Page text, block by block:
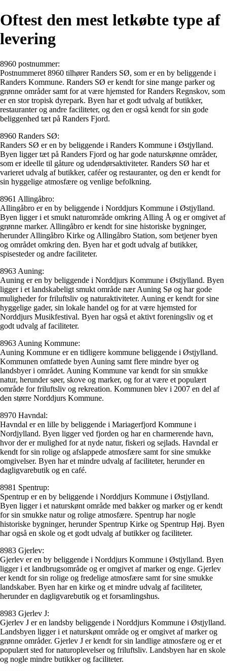
Oftest den mest letkøbte type af
levering
8960 postnummer:
Postnummeret 8960 tilhører Randers SØ, som er en by beliggende i
Randers Kommune. Randers SØ er kendt for sine mange parker og
grønne områder samt for at være hjemsted for Randers Regnskov, som
er en stor tropisk dyrepark. Byen har et godt udvalg af butikker,
restauranter og andre faciliteter, og den er også kendt for sin gode
beliggenhed tæt på Randers Fjord.
8960 Randers SØ:
Randers SØ er en by beliggende i Randers Kommune i Østjylland.
Byen ligger tæt på Randers Fjord og har gode naturskønne områder,
som er ideelle til gåture og udendørsaktiviteter. Randers SØ har et
varieret udvalg af butikker, caféer og restauranter, og den er kendt for
sin hyggelige atmosfære og venlige befolkning.
8961 Allingåbro:
Allingåbro er en by beliggende i Norddjurs Kommune i Østjylland.
Byen ligger i et smukt naturområde omkring Alling Å og er omgivet af
grønne marker. Allingåbro er kendt for sine historiske bygninger,
herunder Allingåbro Kirke og Allingåbro Station, som betjener byen
og området omkring den. Byen har et godt udvalg af butikker,
spisesteder og andre faciliteter.
8963 Auning:
Auning er en by beliggende i Norddjurs Kommune i Østjylland. Byen
ligger i et landskabeligt smukt område nær Auning Sø og har gode
muligheder for friluftsliv og naturaktiviteter. Auning er kendt for sine
hyggelige gader, sin lokale handel og for at være hjemsted for
Norddjurs Musikfestival. Byen har også et aktivt foreningsliv og et
godt udvalg af faciliteter.
8963 Auning Kommune:
Auning Kommune er en tidligere kommune beliggende i Østjylland.
Kommunen omfattede byen Auning samt flere mindre byer og
landsbyer i området. Auning Kommune var kendt for sin smukke
natur, herunder søer, skove og marker, og for at være et populært
område for friluftsliv og rekreation. Kommunen blev i 2007 en del af
den større Norddjurs Kommune.
8970 Havndal:
Havndal er en lille by beliggende i Mariagerfjord Kommune i
Nordjylland. Byen ligger ved fjorden og har en charmerende havn,
hvor der er mulighed for at nyde natur, fiskeri og sejlads. Havndal er
kendt for sin rolige og afslappede atmosfære samt for sine smukke
omgivelser. Byen har et mindre udvalg af faciliteter, herunder en
dagligvarebutik og en café.
8981 Spentrup:
Spentrup er en by beliggende i Norddjurs Kommune i Østjylland.
Byen ligger i et naturskønt område med bakker og marker og er kendt
for sin smukke natur og rolige atmosfære. Spentrup har nogle
historiske bygninger, herunder Spentrup Kirke og Spentrup Høj. Byen
har også en skole og et godt udvalg af butikker og faciliteter.
8983 Gjerlev:
Gjerlev er en by beliggende i Norddjurs Kommune i Østjylland. Byen
ligger i et landbrugsområde og er omgivet af marker og enge. Gjerlev
er kendt for sin rolige og fredelige atmosfære samt for sine smukke
landskaber. Byen har en kirke og et mindre udvalg af faciliteter,
herunder en dagligvarebutik og et forsamlingshus.
8983 Gjerlev J:
Gjerlev J er en landsby beliggende i Norddjurs Kommune i Østjylland.
Landsbyen ligger i et naturskønt område og er omgivet af marker og
grønne områder. Gjerlev J er kendt for sin landlige atmosfære og er et
populært sted for naturoplevelser og friluftsliv. Landsbyen har en skole
og nogle mindre butikker og faciliteter.